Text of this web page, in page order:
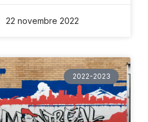
22 novembre 2022
2022-2023